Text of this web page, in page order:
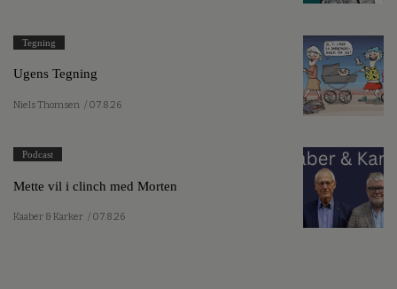
Tegning
Ugens Tegning
Niels Thomsen / 07.8.26
Podcast
Mette vil i clinch med Morten
Kaaber & Karker / 07.8.26